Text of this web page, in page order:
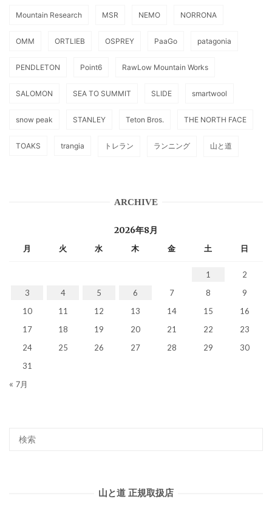
Mountain Research MSR NEMO NORRONA
OMM ORTLIEB OSPREY PaaGo patagonia
PENDLETON Point6 RawLow Mountain Works
SALOMON SEA TO SUMMIT SLIDE smartwool
snow peak STANLEY Teton Bros. THE NORTH FACE
TOAKS trangia トレラン ランニング 山と道
ARCHIVE
2026年8月
月 火 水 木 金 土 日
1
2
3
4 5 6 7 8
9
10
11 12 13 14 15
16
17
18 19 20 21 22
23
24
25 26 27 28 29
30
31
« 7月
山と道 正規取扱店